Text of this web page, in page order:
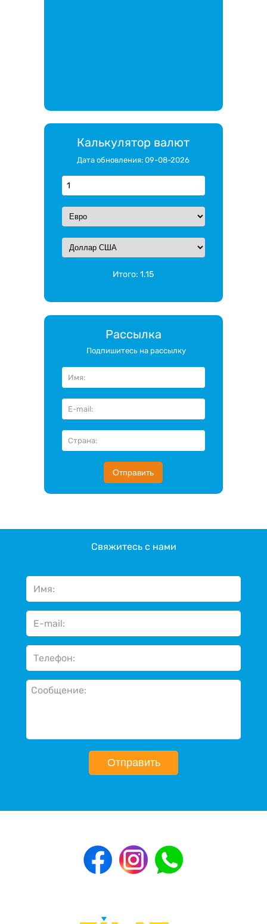
Калькулятор валют
Дата обновления: 09-08-2026
Итого:1.15
Рассылка
Подпишитесь на рассылку
Отправить
Свяжитесь с нами
Отправить